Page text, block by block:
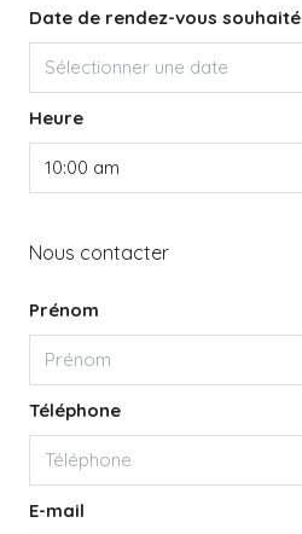
Date de rendez-vous souhaité
Sélectionner une date
Heure
10:00 am
Nous contacter
Prénom
Téléphone
E-mail